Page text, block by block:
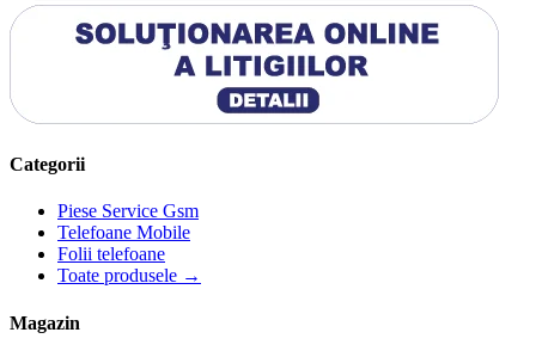
Categorii
Piese Service Gsm
Telefoane Mobile
Folii telefoane
Toate produsele →
Magazin